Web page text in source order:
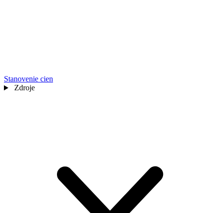
Stanovenie cien
Zdroje